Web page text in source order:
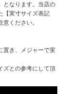
となります。当店の
【実寸サイズ表記
ください。
置き、メジャーで実
ズとの参考にして頂